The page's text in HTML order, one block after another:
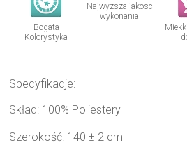
Bogata
Kolorystyka
Najwyzsza jakosc
wykonania
Specyfikacje:
Skład: 100% Poliestery
Szerokość: 140 ± 2 cm